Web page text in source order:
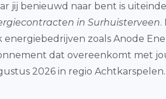
jij benieuwd naar bent is
in Surhuisterveen.
energiebedrijven zoals Anode
dat overeenkomt met
2026 in regio Achtkarspelen.